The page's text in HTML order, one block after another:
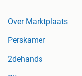
Over Marktplaats
Perskamer
2dehands